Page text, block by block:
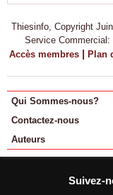
Thiesinfo, Copyright
Service
Accès membres | Plan
Qui Sommes-nous?
Contactez-nous
Auteurs
Suivez-